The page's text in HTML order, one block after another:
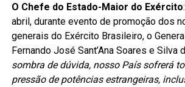
O Chefe do Estado-Maior do Exército
abril, durante evento de promoção dos
generais do Exército Brasileiro, o
Fernando José Sant’Ana Soares e Silva
sombra de dúvida, nosso País sofrerá
pressão de potências estrangeiras,